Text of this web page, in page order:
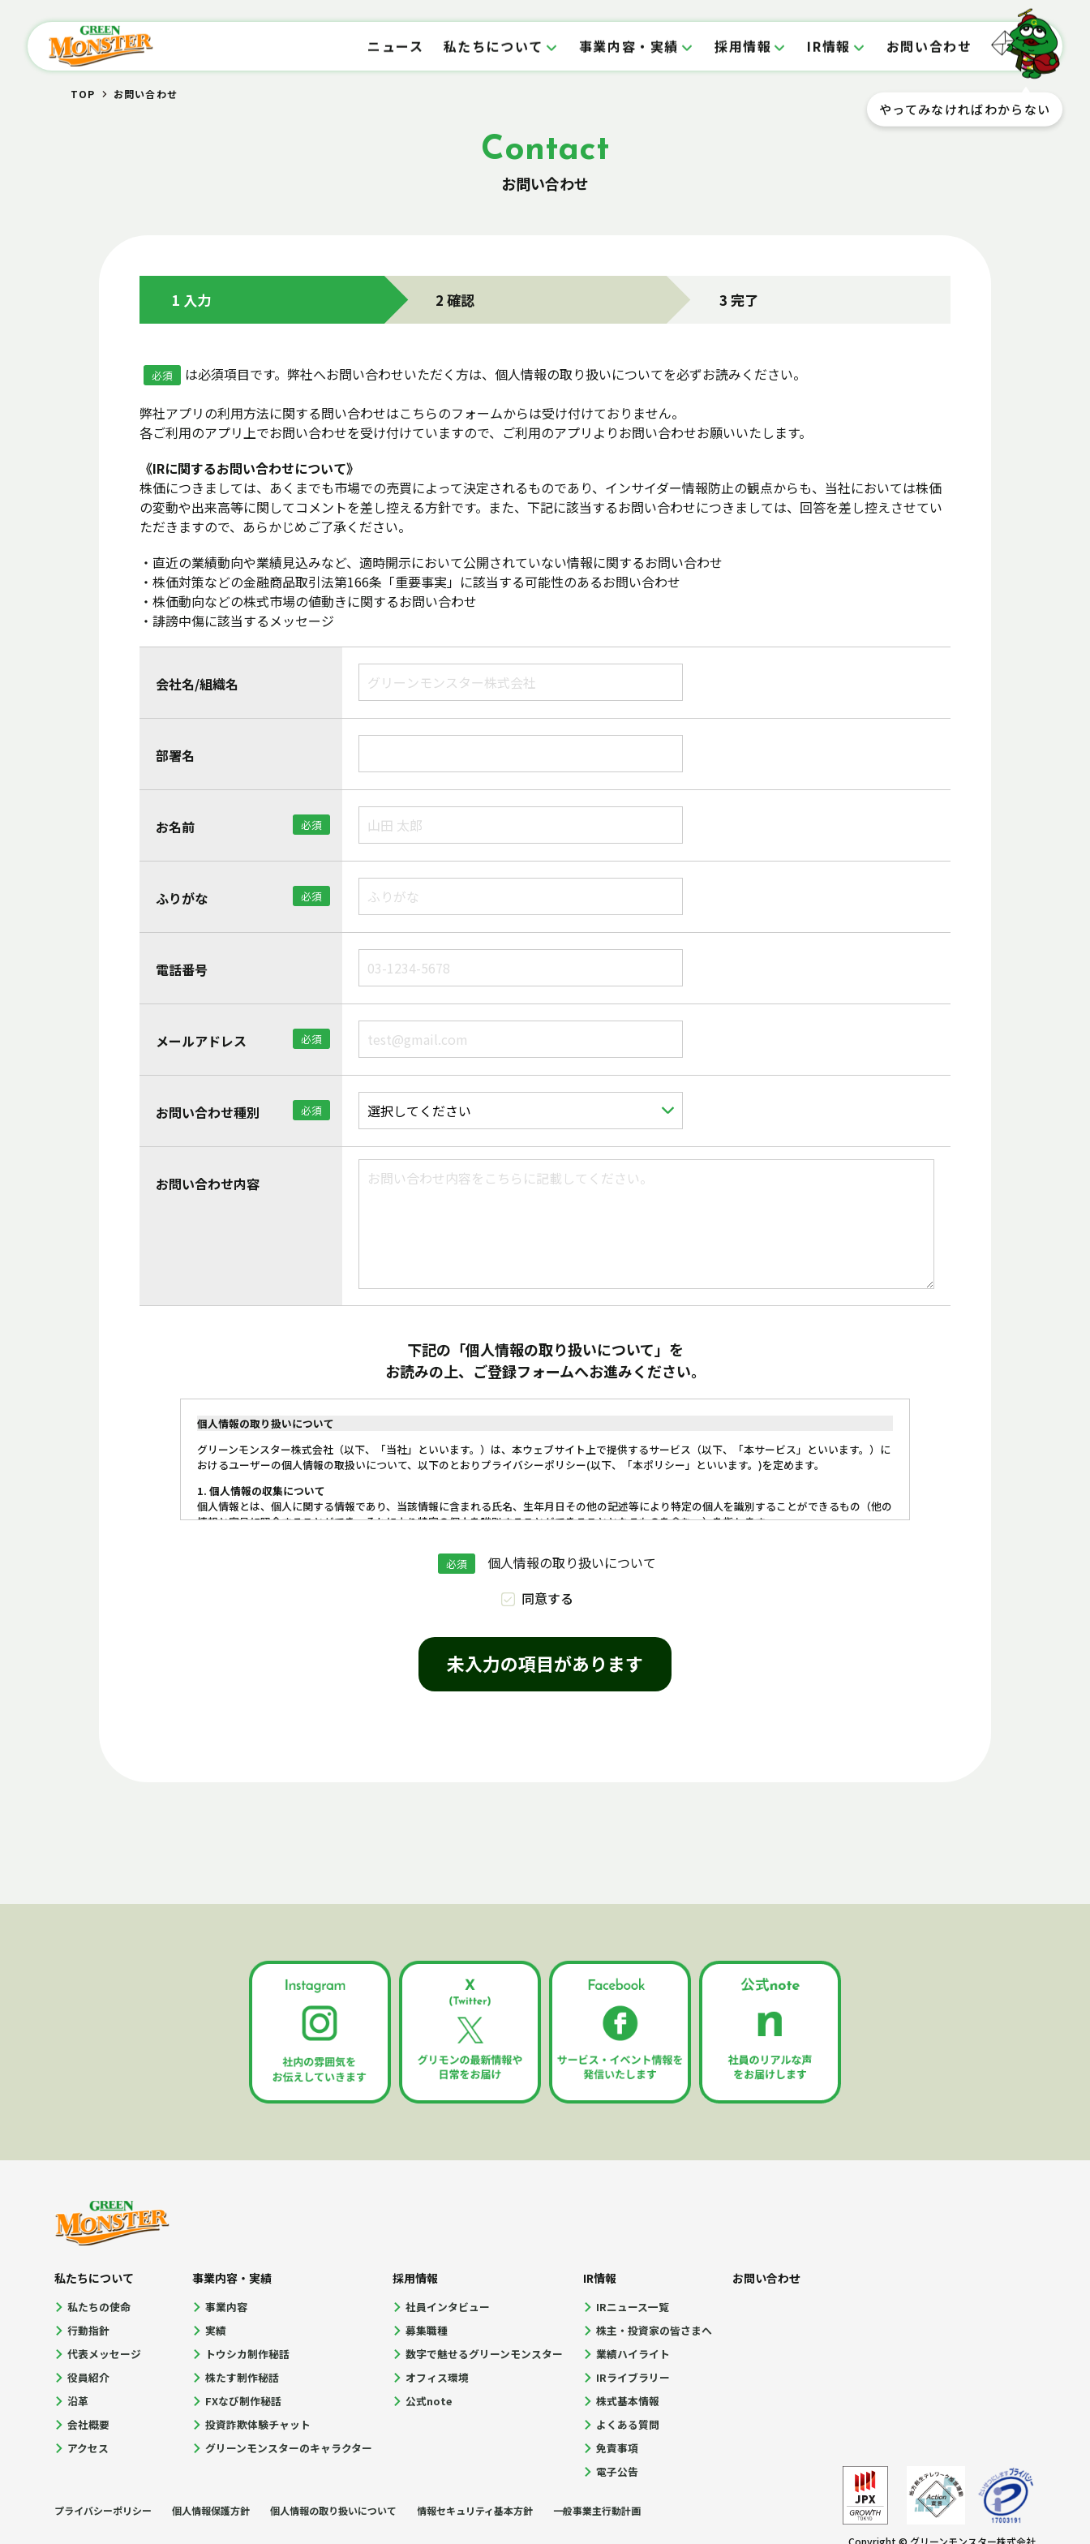
ニュース 私たちについて 事業内容・実績 採用情報 IR情報 お問い合わせ
やってみなければわからない
TOP お問い合わせ
Contact
お問い合わせ
1 入力 2 確認 3 完了
必須 は必須項目です。弊社へお問い合わせいただく方は、 個人情報の取り扱いについてを必ずお読みください。
弊社アプリの利用方法に関する問い合わせはこちらのフォームからは受け付けておりません。
各ご利用のアプリ上でお問い合わせを受け付けていますので、ご利用のアプリよりお問い合わせお願いいたします。
《IRに関するお問い合わせについて》
株価につきましては、あくまでも市場での売買によって決定されるものであり、インサイダー情報防止の観点からも、当社においては株価
の変動や出来高等に関してコメントを差し控える方針です。また、下記に該当するお問い合わせにつきましては、回答を差し控えさせてい
ただきますので、あらかじめご了承ください。
・直近の業績動向や業績見込みなど、適時開示において公開されていない情報に関するお問い合わせ
・株価対策などの金融商品取引法第166条「重要事実」に該当する可能性のあるお問い合わせ
・株価動向などの株式市場の値動きに関するお問い合わせ
・誹謗中傷に該当するメッセージ
会社名/組織名
部署名
お名前 必須
ふりがな 必須
電話番号
メールアドレス 必須
お問い合わせ種別 必須
お問い合わせ内容
下記の「個人情報の取り扱いについて」を
お読みの上、ご登録フォームへお進みください。
個人情報の取り扱いについて
グリーンモンスター株式会社（以下、「当社」といいます。）は、本ウェブサイト上で提供するサービス（以下、「本サービス」といいます。）に
おけるユーザーの個人情報の取扱いについて、以下のとおりプライバシーポリシー(以下、「本ポリシー」といいます。)を定めます。
1. 個人情報の収集について
個人情報とは、個人に関する情報であり、当該情報に含まれる氏名、生年月日その他の記述等により特定の個人を識別することができるもの（他の
情報と容易に照合することができ、それにより特定の個人を識別することができることとなるものを含む。）を指します。
当社は、本人の同意がある場合及び法令に基づく場合などを除き、個人情報を第三者に提供いたしません。
住所：〒150-0041 東京都渋谷区神南1丁目4-9
必須
個人情報の取り扱いについて
同意する
未入力の項目があります
私たちについて
私たちの使命
行動指針
代表メッセージ
役員紹介
沿革
会社概要
アクセス
事業内容・実績
事業内容
実績
トウシカ制作秘話
株たす制作秘話
FXなび制作秘話
投資詐欺体験チャット
グリーンモンスターのキャラクター
採用情報
社員インタビュー
募集職種
数字で魅せるグリーンモンスター
オフィス環境
公式note
IR情報
IRニュース一覧
株主・投資家の皆さまへ
業績ハイライト
IRライブラリー
株式基本情報
よくある質問
免責事項
電子公告
お問い合わせ
プライバシーポリシー 個人情報保護方針 個人情報の取り扱いについて 情報セキュリティ基本方針 一般事業主行動計画
Copyright © グリーンモンスター株式会社